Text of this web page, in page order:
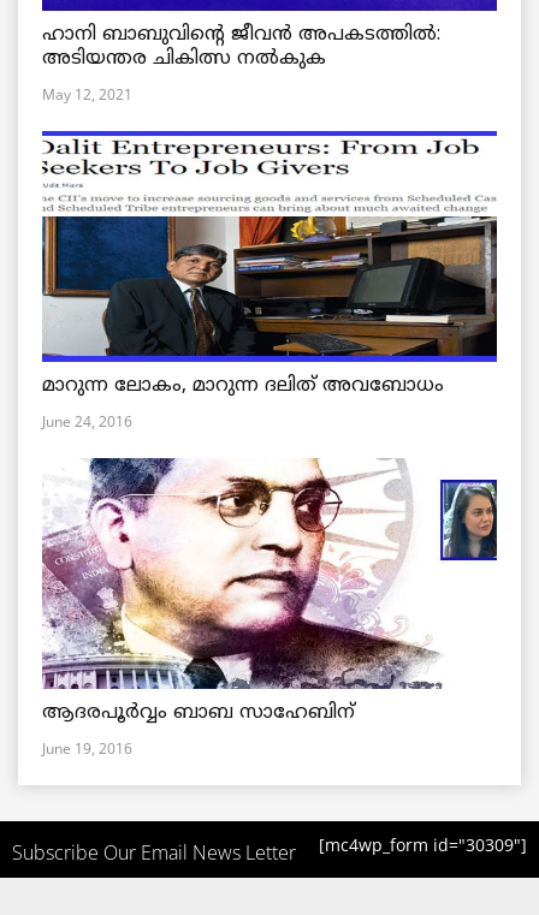
ഹാനി ബാബുവിന്റെ ജീവൻ അപകടത്തിൽ:
അടിയന്തര ചികിത്സ നൽകുക
May 12, 2021
മാറുന്ന ലോകം, മാറുന്ന ദലിത് അവബോധം
June 24, 2016
ആദരപൂര്‍വ്വം ബാബ സാഹേബിന്
June 19, 2016
Subscribe Our Email News Letter [mc4wp_form id="30309"]